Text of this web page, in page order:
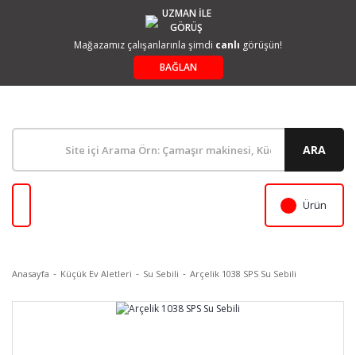
UZMAN İLE
GÖRÜŞ
Mağazamız çalışanlarınla şimdi canlı görüşün!
BAĞLAN
ARA
Ürün
Anasayfa Küçük Ev Aletleri Su Sebili Arçelik 1038 SPS Su Sebili